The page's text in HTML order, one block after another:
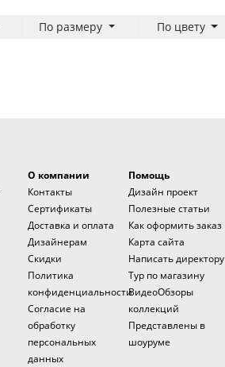
По размеру По цвету
О компании
Контакты
Сертификаты
Доставка и оплата
Дизайнерам
Скидки
Политика
конфиденциальности
Согласие на
обработку
персональных
данных
Помощь
Дизайн проект
Полезные статьи
Как оформить заказ
Карта сайта
Написать директору
Тур по магазину
ВидеоОбзоры
коллекций
Представлены в
шоуруме